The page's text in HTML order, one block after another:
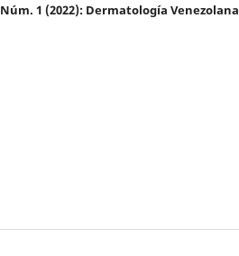
Núm. 1 (2022): Dermatología Venezolana